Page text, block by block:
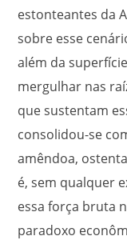
estonteantes da
sobre esse
além da
mergulhar nas
que sustentam
consolidou-se
amêndoa,
é, sem qualquer
essa força bruta
paradoxo